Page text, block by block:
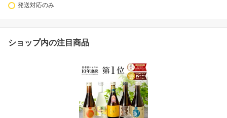
発送対応のみ
ショップ内の注目商品